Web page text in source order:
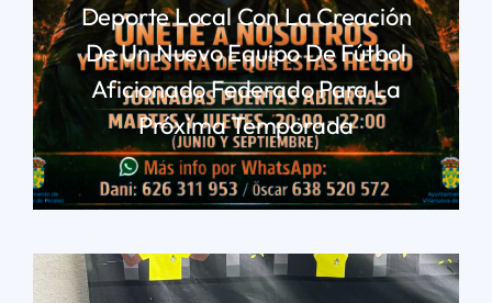
Deporte Local Con La Creación
De Un Nuevo Equipo De Fútbol
Aficionado Federado Para La
Próxima Temporada
LEER MÁS